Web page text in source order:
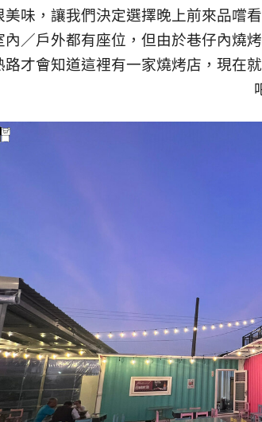
美味，讓我們決定選擇晚上前來品嚐看
內／戶外都有座位，但由於巷仔內燒
路才會知道這裡有一家燒烤店，現在